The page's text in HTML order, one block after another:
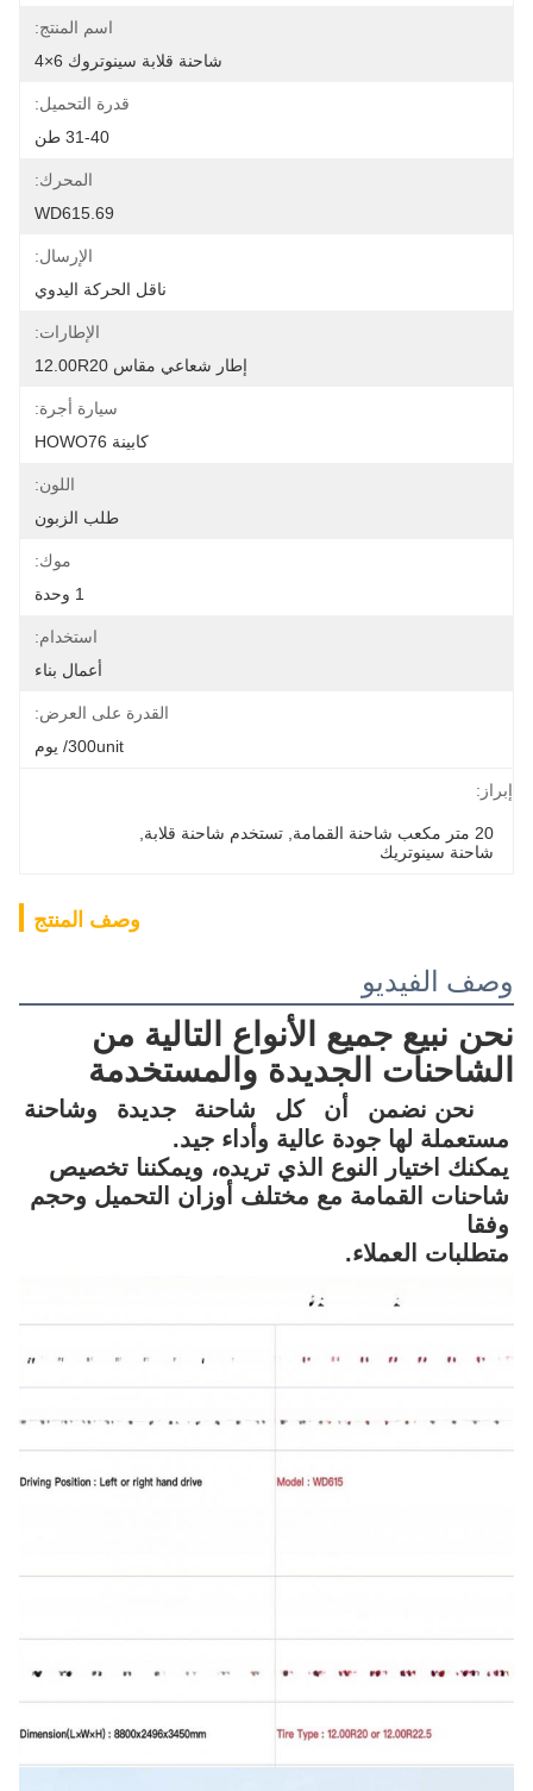
اسم المنتج:
شاحنة قلابة سينوتروك 6×4
قدرة التحميل:
31-40 طن
المحرك:
WD615.69
الإرسال:
ناقل الحركة اليدوي
الإطارات:
إطار شعاعي مقاس 12.00R20
سيارة أجرة:
كابينة HOWO76
اللون:
طلب الزبون
موك:
1 وحدة
استخدام:
أعمال بناء
القدرة على العرض:
300unit/ يوم
إبراز:
20 متر مكعب شاحنة القمامة تستخدم شاحنة قلابة
شاحنة سينوتريك
وصف المنتج
وصف الفيديو
الشاحنات الجديدة والمستخدمة
مستعملة لها جودة عالية وأداء جيد.
وفقا
متطلبات العملاء.